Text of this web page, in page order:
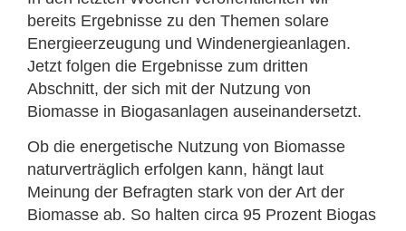
bereits Ergebnisse zu den Themen solare
Energieerzeugung und Windenergieanlagen.
Jetzt folgen die Ergebnisse zum dritten
Abschnitt, der sich mit der Nutzung von
Biomasse in Biogasanlagen auseinandersetzt.
Ob die energetische Nutzung von Biomasse
naturverträglich erfolgen kann, hängt laut
Meinung der Befragten stark von der Art der
Biomasse ab. So halten circa 95 Prozent Biogas